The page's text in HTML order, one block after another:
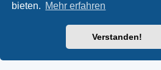
bieten. Mehr erfahren
Verstanden!